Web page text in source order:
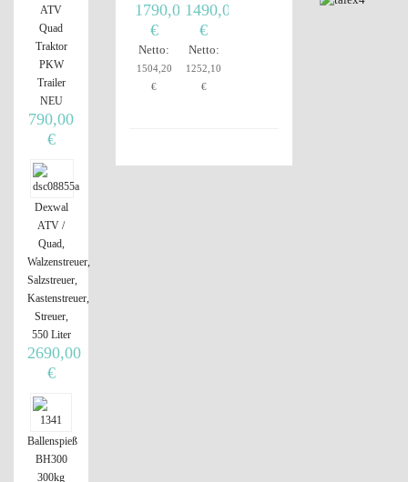
1790,00
€
Netto:
1504,20
€
1490,00
€
Netto:
1252,10
€
ATV
Quad
Traktor
PKW
Trailer
NEU
790,00
€
Dexwal
ATV /
Quad,
Walzenstreuer,
Salzstreuer,
Kastenstreuer,
Streuer,
550 Liter
2690,00
€
Ballenspieß
BH300
300kg